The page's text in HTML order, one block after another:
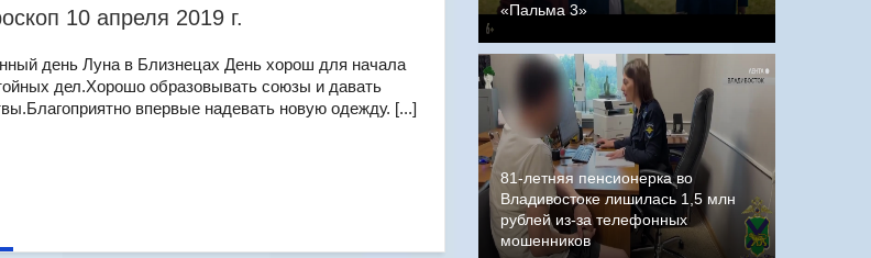
10 апреля 2019 г.
день Луна в Близнецах День хорош для начала
дел.Хорошо образовывать союзы и давать
впервые надевать новую одежду. [...]
«Пальма 3»
81-летняя пенсионерка во
Владивостоке лишилась 1,5 млн
рублей из-за телефонных
мошенников